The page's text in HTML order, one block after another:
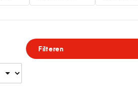
Filteren